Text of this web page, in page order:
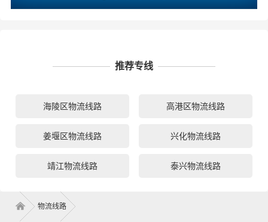
推荐专线
海陵区物流线路 高港区物流线路
姜堰区物流线路 兴化物流线路
靖江物流线路 泰兴物流线路
物流线路